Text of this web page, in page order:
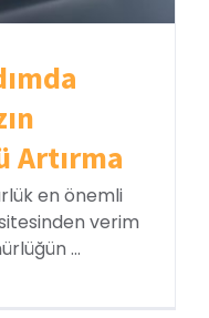
Artırma
en önemli
verim
...